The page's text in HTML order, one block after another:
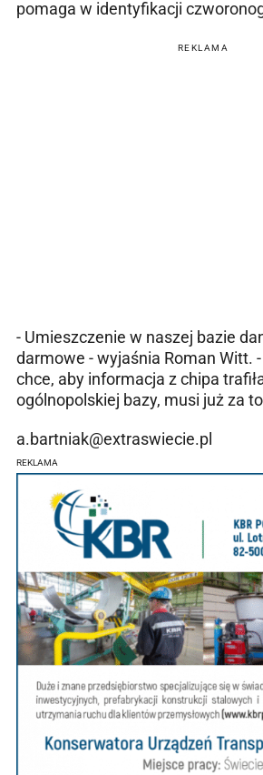
pomaga w identyfikacji
REKLAMA
- Umieszczenie w naszej bazie
darmowe - wyjaśnia Roman Witt.
chce, aby informacja z chipa
ogólnopolskiej bazy, musi już za
a.bartniak@extraswiecie.pl
REKLAMA